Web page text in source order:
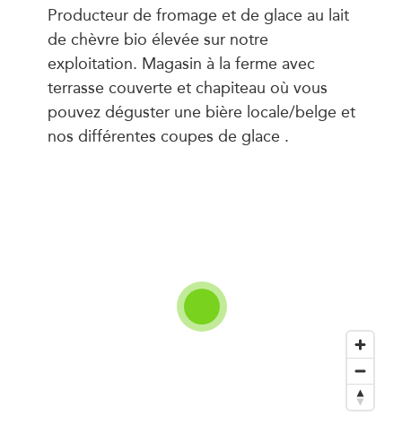
Producteur de fromage et de glace au lait
de chèvre bio élevée sur notre
exploitation. Magasin à la ferme avec
terrasse couverte et chapiteau où vous
pouvez déguster une bière locale/belge et
nos différentes coupes de glace .